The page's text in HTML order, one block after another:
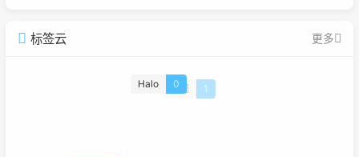
标签云 更多
Halo 0
重现